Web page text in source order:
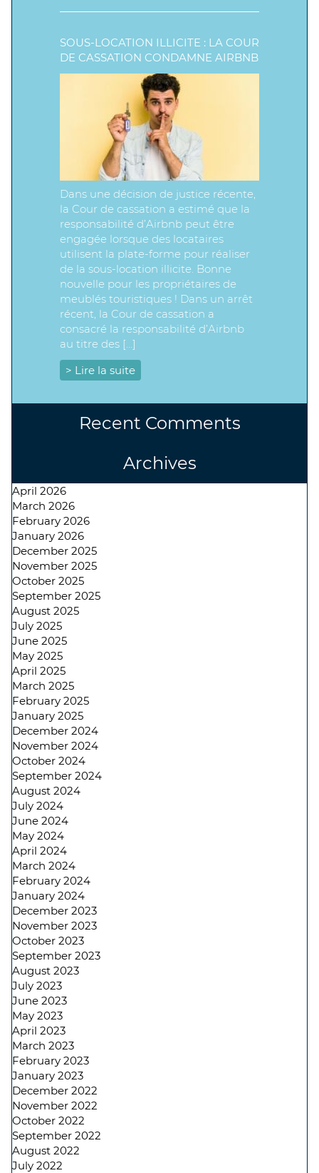
SOUS-LOCATION ILLICITE : LA COUR
DE CASSATION CONDAMNE AIRBNB
Dans une décision de justice récente,
la Cour de cassation a estimé que la
responsabilité d’Airbnb peut être
engagée lorsque des locataires
utilisent la plate-forme pour réaliser
de la sous-location illicite. Bonne
nouvelle pour les propriétaires de
meublés touristiques ! Dans un arrêt
récent, la Cour de cassation a
consacré la responsabilité d’Airbnb
au titre des […]
> Lire la suite
Recent Comments
Archives
April 2026
March 2026
February 2026
January 2026
December 2025
November 2025
October 2025
September 2025
August 2025
July 2025
June 2025
May 2025
April 2025
March 2025
February 2025
January 2025
December 2024
November 2024
October 2024
September 2024
August 2024
July 2024
June 2024
May 2024
April 2024
March 2024
February 2024
January 2024
December 2023
November 2023
October 2023
September 2023
August 2023
July 2023
June 2023
May 2023
April 2023
March 2023
February 2023
January 2023
December 2022
November 2022
October 2022
September 2022
August 2022
July 2022